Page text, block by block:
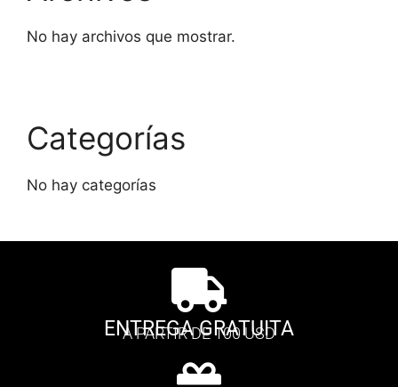
No hay archivos que mostrar.
Categorías
No hay categorías
ENTREGA GRATUITA
A PARTIR DE 100 USD